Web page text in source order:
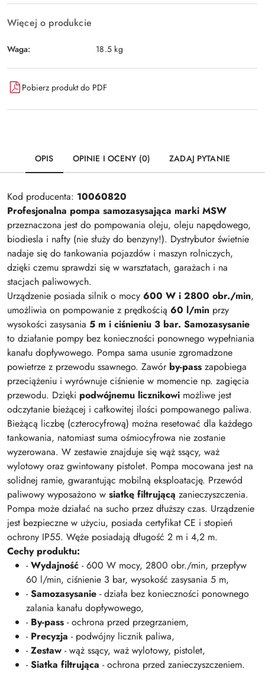
Więcej o produkcie
Waga: 18.5 kg
Pobierz produkt do PDF
OPIS OPINIE I OCENY (0) ZADAJ PYTANIE
Kod producenta: 10060820
Profesjonalna pompa samozasysająca marki MSW
przeznaczona jest do pompowania oleju, oleju napędowego,
biodiesla i nafty (nie służy do benzyny!). Dystrybutor świetnie
nadaje się do tankowania pojazdów i maszyn rolniczych,
dzięki czemu sprawdzi się w warsztatach, garażach i na
stacjach paliwowych.
Urządzenie posiada silnik o mocy 600 W i 2800 obr./min,
umożliwia on pompowanie z prędkością 60 l/min przy
wysokości zasysania 5 m i ciśnieniu 3 bar. Samozasysanie
to działanie pompy bez konieczności ponownego wypełniania
kanału dopływowego. Pompa sama usunie zgromadzone
powietrze z przewodu ssawnego. Zawór by-pass zapobiega
przeciążeniu i wyrównuje ciśnienie w momencie np. zagięcia
przewodu. Dzięki podwójnemu licznikowi możliwe jest
odczytanie bieżącej i całkowitej ilości pompowanego paliwa.
Bieżącą liczbę (czterocyfrową) można resetować dla każdego
tankowania, natomiast suma ośmiocyfrowa nie zostanie
wyzerowana. W zestawie znajduje się wąż ssący, waż
wylotowy oraz gwintowany pistolet. Pompa mocowana jest na
solidnej ramie, gwarantując mobilną eksploatację. Przewód
paliwowy wyposażono w siatkę filtrującą zanieczyszczenia.
Pompa może działać na sucho przez dłuższy czas. Urządzenie
jest bezpieczne w użyciu, posiada certyfikat CE i stopień
ochrony IP55. Węże posiadają długość 2 m i 4,2 m.
Cechy produktu:
-Wydajność - 600 W mocy, 2800 obr./min, przepływ
60 l/min, ciśnienie 3 bar, wysokość zasysania 5 m,
-Samozasysanie - działa bez konieczności ponownego
zalania kanału dopływowego,
- By-pass - ochrona przed przegrzaniem,
- Precyzja - podwójny licznik paliwa,
-Zestaw - wąż ssący, waż wylotowy, pistolet,
-Siatka filtrująca - ochrona przed zanieczyszczeniem.